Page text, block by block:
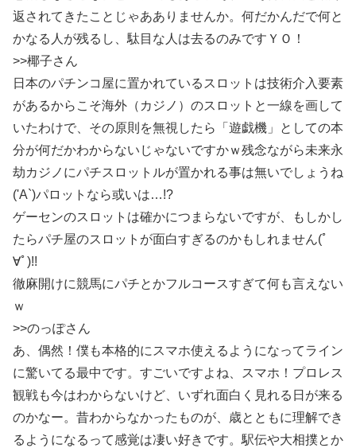
返されてきたことじゃあありませんか。何だかんだで何と
かなる人が残るし、駄目な人は去るのみですＹＯ！
>>椰子さん
日本のパチンコ屋に置かれているスロットは技術介入要素
があるからこそ海外（カジノ）のスロットと一線を画して
いたわけで、その原則を無視したら「遊戯機」としての本
分が何だかわからないじゃないですかｗ残念ながら未来永
劫カジノにパチスロットルが置かれる事は無いでしょうね
('A`)パロットなら或いは…!?
ゲーセンのスロットは確かにつまらないですが、もしかし
たらパチ屋のスロットが面白すぎるのかもしれません(ﾟ
∀ﾟ)!!
徹麻開けに競馬にパチとかフルコースすぎて何も言えない
ｗ
>>のっぽさん
あ、偶然！僕も本格的にスマホ使えるようになってライン
に驚いてる最中です。すごいですよね、スマホ！プロレス
観戦も今はわからないけど、いずれ面白く見れる日が来る
のかなー。昔わからなかったものが、歳とともに理解でき
るようになるって感覚は凄い好きです。駅伝や大相撲とか